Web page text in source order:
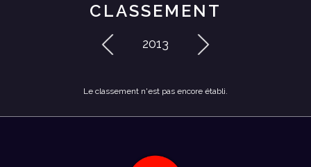
CLASSEMENT
2013
Le classement n'est pas encore établi.